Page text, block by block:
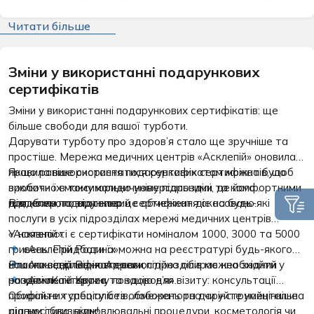
показника.
Читати більше
Зміни у використанні подарункових
сертифікатів
Зміни у використанні подарункових сертифікатів: ще
більше свободи для вашої турботи.
Дарувати турботу про здоров’я стало ще зручніше та
простіше. Мережа медичних центрів «Асклепій» оновила
правила використання подарункових сертифікатів, щоб
зробити їх максимально універсальними та комфортними
для кожного власника.
Якщо раніше скористатися сертифікатом можна було
виключно в тому юридичному підрозділі, де його
придбали, то відтепер це обмеження скасовано.
Відтепер подарунковий сертифікат діє на будь-які
послуги в усіх підрозділах мережі медичних центрів
«Асклепій»:
«Асклепій Родина»;
«Асклепій Відновлення»;
«Асклепій Краса та здоров’я».
У наявності є сертифікати номіналом 1000, 3000 та 5000
гривень. Придбати їх можна на реєстратурі будь-якого
нашого відділення. Адреси підрозділів можна знайти у
розділі «Контакти».
Власник сертифіката самостійно обирає необхідний
напрямок та зручну локацію для візиту: консультації
профільних спеціалістів, лабораторна чи інструментальна
діагностика, відновлювальні процедури, косметологія чи
Обирайте турботу без обмежень та даруйте найцінніше
рідним і близьким!